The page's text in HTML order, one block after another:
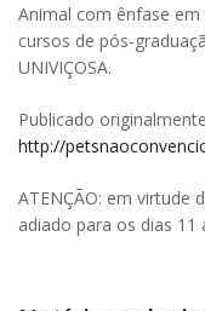
Animal com ênfase
cursos de pós-
UNIVIÇOSA.
Publicado
http://
ATENÇÃO: em virtude
adiado para os dias 11